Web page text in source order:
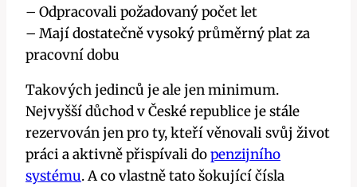
– Odpracovali požadovaný počet let
– Mají dostatečně vysoký průměrný plat za
pracovní dobu
Takových jedinců je ale jen minimum.
Nejvyšší důchod v České republice je stále
rezervován jen pro ty, kteří věnovali svůj život
práci a aktivně přispívali dopenzijního
systému. A co vlastně tato šokující čísla